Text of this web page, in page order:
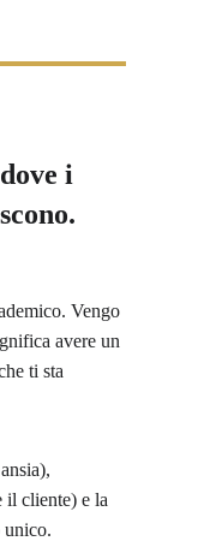
i
Vengo
avere un
ti sta
il cliente) e la
unico.